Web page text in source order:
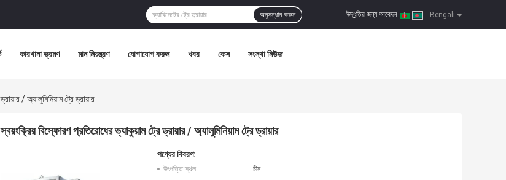
Bengali
উদ্ধৃতির জন্য আবেদন |
অনুসন্ধান করুন
কারখানা ভ্রমণ মান নিয়ন্ত্রণ যোগাযোগ করুন খবর কেস সংস্থা নিউজ
/ অ্যালুমিনিয়াম ট্রে ড্রায়ার
বিস্ফোরণ প্রতিরোধের ভ্যাকুয়াম ট্রে ড্রায়ার / অ্যালুমিনিয়াম ট্রে ড্রায়ার
পণ্যের বিবরণ:
উৎপত্তি স্থল:
চীন